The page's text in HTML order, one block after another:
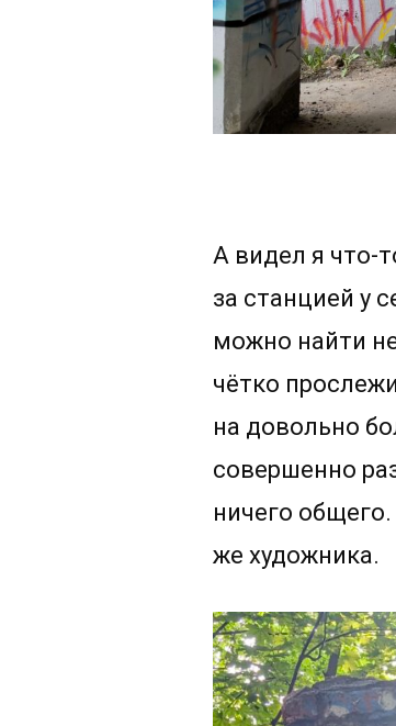
А видел я что-
за станцией у
можно найти
чётко
на довольно
совершенно
ничего общего.
же художника.